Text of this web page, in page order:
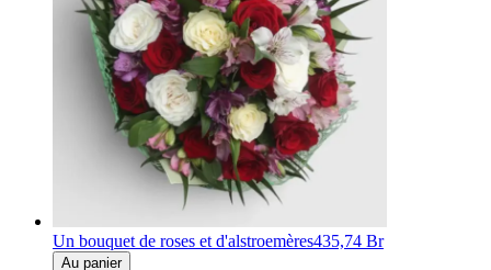
Un bouquet de roses et d'alstroemères435,74 Br
Au panier